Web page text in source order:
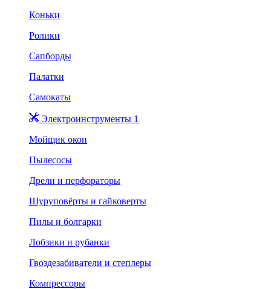
Коньки
Ролики
Сапборды
Палатки
Самокаты
Электроинструменты 1
Мойщик окон
Пылесосы
Дрели и перфораторы
Шуруповёрты и гайковерты
Пилы и болгарки
Лобзики и рубанки
Гвоздезабиватели и степлеры
Компрессоры